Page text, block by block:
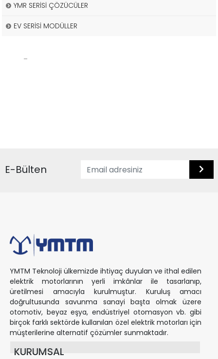
YMR SERİSİ ÇÖZÜCÜLER
EV SERİSİ MODÜLLER
E-Bülten
YMTM Teknoloji ülkemizde ihtiyaç duyulan ve ithal edilen
elektrik motorlarının yerli imkânlar ile tasarlanıp,
üretilmesi amacıyla kurulmuştur. Kuruluş amacı
doğrultusunda savunma sanayi başta olmak üzere
otomotiv, beyaz eşya, endüstriyel otomasyon vb. gibi
birçok farklı sektörde kullanılan özel elektrik motorları için
müşterilerine alternatif çözümler sunmaktadır.
KURUMSAL